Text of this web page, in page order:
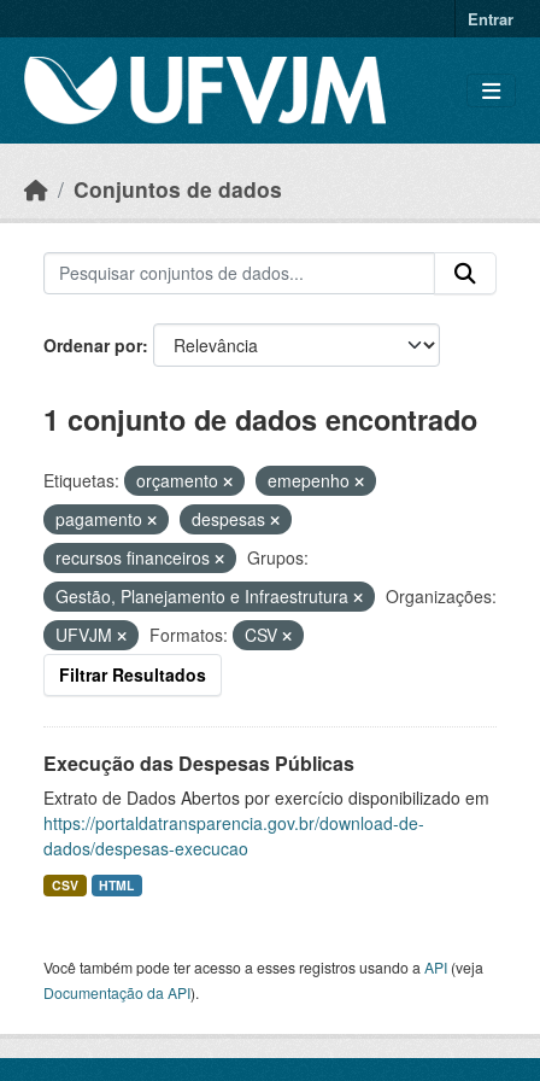
Entrar
Conjuntos de dados
Ordenar por
1 conjunto de dados encontrado
Etiquetas: orçamento
emepenho
pagamento
despesas
recursos financeiros
Grupos:
Gestão, Planejamento e Infraestrutura
Organizações:
UFVJM
Formatos:
CSV
Filtrar Resultados
Execução das Despesas Públicas
Extrato de Dados Abertos por exercício disponibilizado em
https://portaldatransparencia.gov.br/download-de-
dados/despesas-execucao
CSV HTML
Você também pode ter acesso a esses registros usando a API (veja
Documentação da API).